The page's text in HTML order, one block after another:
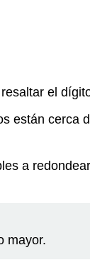
el
están cerca
a
mayor.